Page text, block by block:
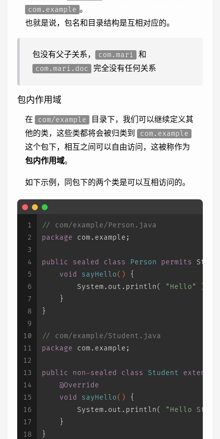
com.example 。
也就是说，包名和目录结构是互相对应的。
包没有父子关系， com.mari
和
com.mari.doc
完全没有任何关系
包内作用域
在 com/example
目录下，我们可以继续定义其
他的类，这些类都将会被归类到
com.example
这个包下，相互之间可以自由访问，这被称作为
包内作用域。
如下示例，同包下的两个类是可以互相访问的。
1
2
3
4
5
6
7
8
9
10
11
12
13
14
15
16
17
18
// com/example/Person.java
package com.example;
public sealed class Person permits
void
sayHello()
{
        System.out.println(
"Hello"
);
    }
}
// com/example/Student.java
package com.example;
public non-sealed class Student extends
@Override
void
sayHello()
{
        System.out.println(
"Hello
    }
}